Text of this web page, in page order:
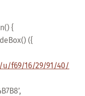
{
({
f69/16/29/91/40/